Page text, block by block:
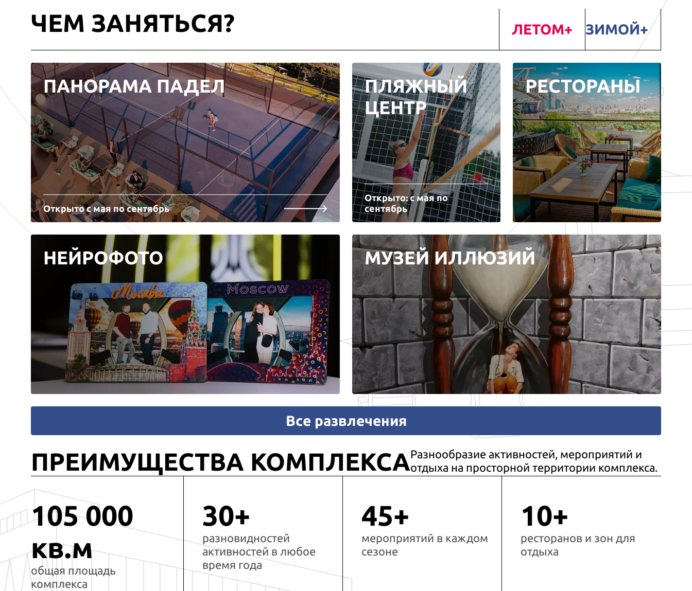
ЧЕМ ЗАНЯТЬСЯ? ЛЕТОМ ЗИМОЙ
ПАНОРАМА ПАДЕЛ
Открыто с мая по сентябрь
ПЛЯЖНЫЙ
ЦЕНТР
Открыто: с мая по
сентябрь
РЕСТОРАНЫ
НЕЙРОФОТО МУЗЕЙ ИЛЛЮЗИЙ
Все развлечения
ПРЕИМУЩЕСТВА КОМПЛЕКСАРазнообразие активностей, мероприятий и
отдыха на просторной территории комплекса.
105 000
кв.м
общая площадь
комплекса
30+
разновидностей
активностей в любое
время года
45+
мероприятий в каждом
сезоне
10+
ресторанов и зон для
отдыха